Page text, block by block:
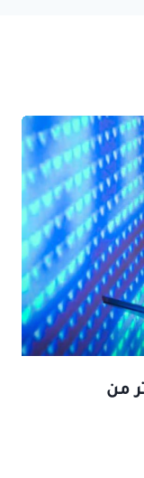
من